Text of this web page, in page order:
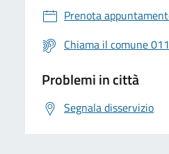
Prenota
Chiama il comune
Problemi in città
Segnala disservizio